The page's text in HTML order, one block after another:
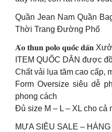
Quần Jean Nam Quần
Thời Trang Đường Phố
𝐀́𝐨 𝐭𝐡𝐮𝐧 𝐩𝐨𝐥𝐨 𝐪𝐮𝐨̂́𝐜 𝐝𝐚̂𝐧
ITEM QUỐC DÂN được
Chất vải lụa tăm cao cấp,
Form Oversize siêu dễ
phong cách
Đủ size M – L – XL cho cả
️MƯA SIÊU SALE –